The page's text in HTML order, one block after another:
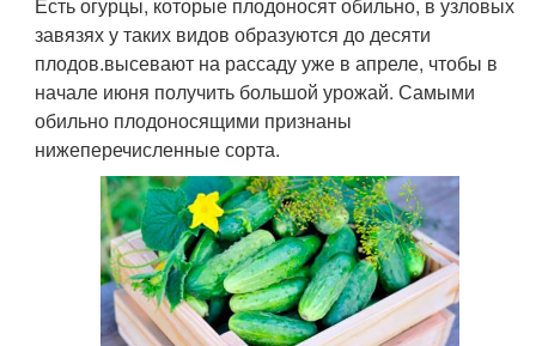
завязях у таких видов образуются до десяти
плодов.высевают на рассаду уже в апреле, чтобы в
начале июня получить большой урожай. Самыми
обильно плодоносящими признаны
нижеперечисленные сорта.